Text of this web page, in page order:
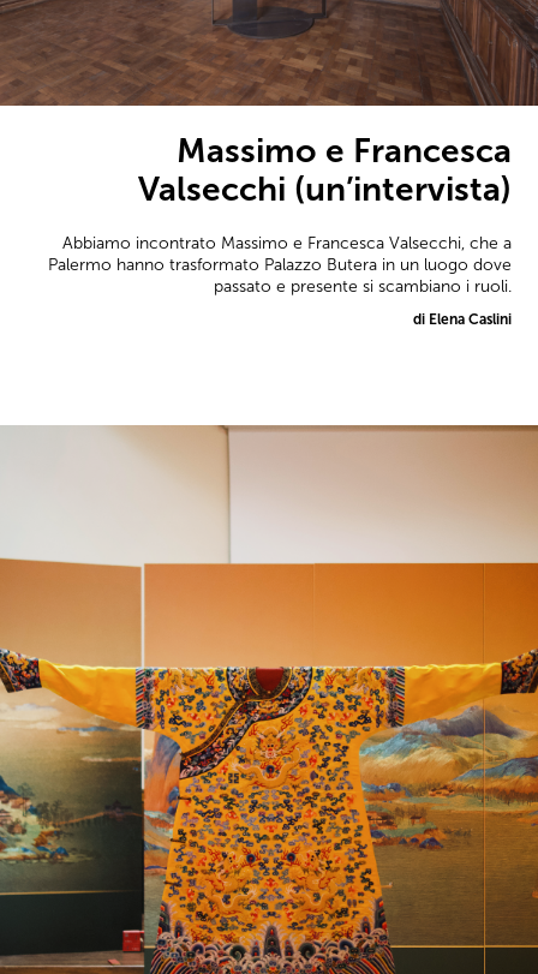
Massimo e Francesca
Valsecchi (un’intervista)
Abbiamo incontrato Massimo e Francesca Valsecchi, che a
Palermo hanno trasformato Palazzo Butera in un luogo dove
passato e presente si scambiano i ruoli.
di Elena Caslini